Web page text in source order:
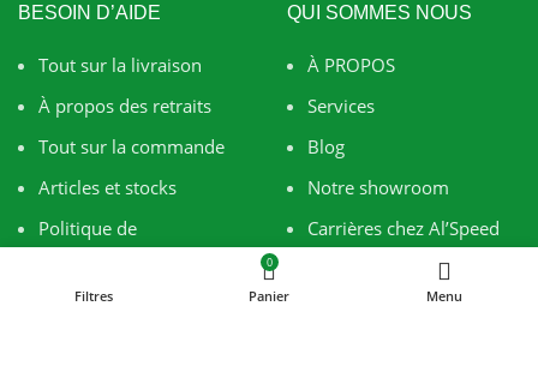
BESOIN D’AIDE
Tout sur la livraison
À propos des retraits
Tout sur la commande
Articles et stocks
Politique de
QUI SOMMES NOUS
À PROPOS
Services
Blog
Notre showroom
Carrières chez Al’Speed
Cond. générales de vente
Filtres
0
Panier Menu